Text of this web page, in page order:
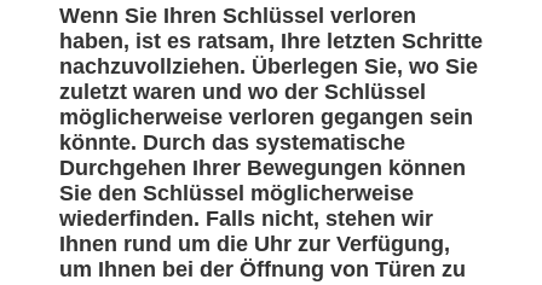
Wenn Sie Ihren Schlüssel verloren
haben, ist es ratsam, Ihre letzten Schritte
nachzuvollziehen. Überlegen Sie, wo Sie
zuletzt waren und wo der Schlüssel
möglicherweise verloren gegangen sein
könnte. Durch das systematische
Durchgehen Ihrer Bewegungen können
Sie den Schlüssel möglicherweise
wiederfinden. Falls nicht, stehen wir
Ihnen rund um die Uhr zur Verfügung,
um Ihnen bei der Öffnung von Türen zu